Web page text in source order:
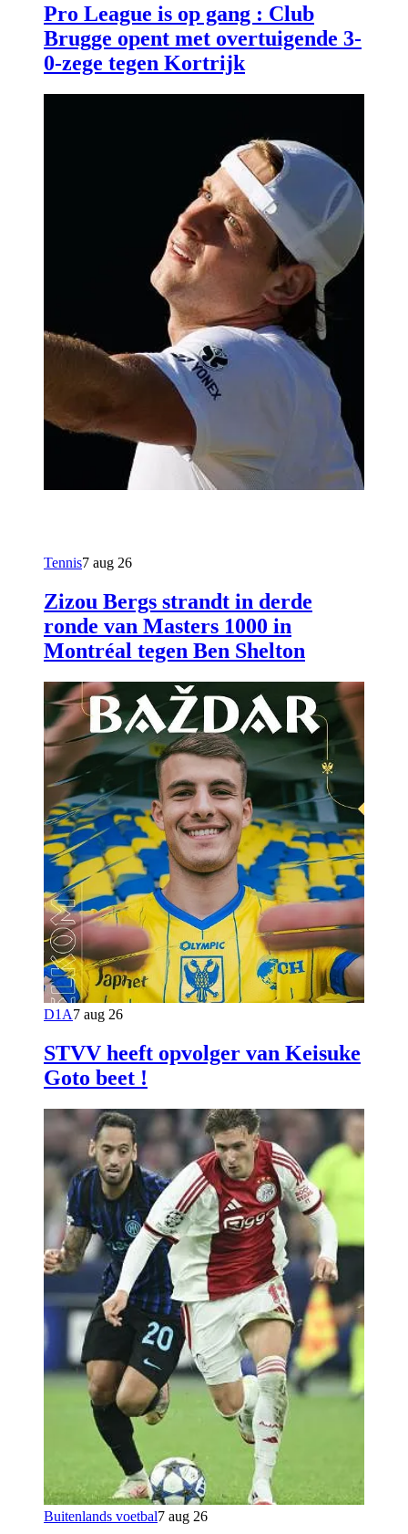
Pro League is op gang : Club
Brugge opent met overtuigende 3-
0-zege tegen Kortrijk
Tennis7 aug 26
Zizou Bergs strandt in derde
ronde van Masters 1000 in
Montréal tegen Ben Shelton
D1A7 aug 26
STVV heeft opvolger van Keisuke
Goto beet !
Buitenlands voetbal7 aug 26